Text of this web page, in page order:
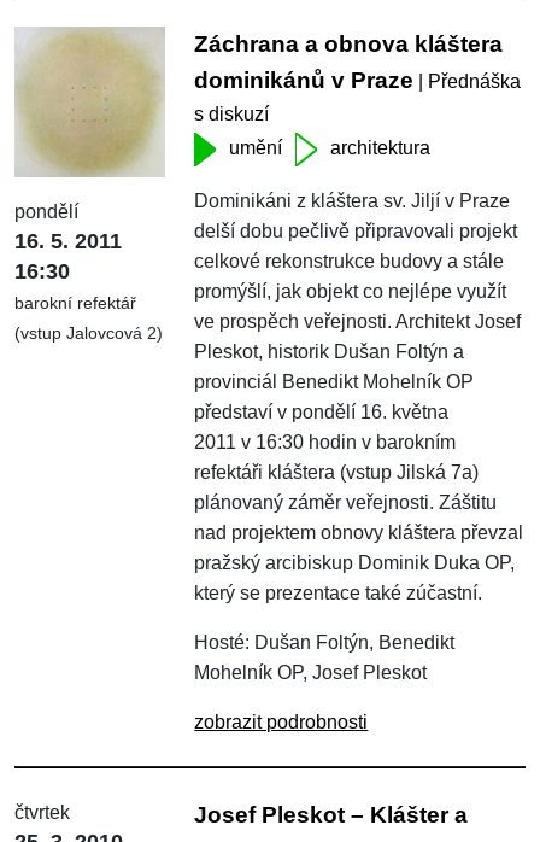
pondělí
16. 5. 2011
16:30
barokní refektář
(vstup Jalovcová 2)
Záchrana a obnova kláštera
dominikánů v Praze | Přednáška
s diskuzí
umění
architektura
Dominikáni z kláštera sv. Jiljí v Praze
delší dobu pečlivě připravovali projekt
celkové rekonstrukce budovy a stále
promýšlí, jak objekt co nejlépe využít
ve prospěch veřejnosti. Architekt Josef
Pleskot, historik Dušan Foltýn a
provinciál Benedikt Mohelník OP
představí v pondělí 16. května
2011 v 16:30 hodin v barokním
refektáři kláštera (vstup Jilská 7a)
plánovaný záměr veřejnosti. Záštitu
nad projektem obnovy kláštera převzal
pražský arcibiskup Dominik Duka OP,
který se prezentace také zúčastní.
Hosté: Dušan Foltýn, Benedikt
Mohelník OP, Josef Pleskot
zobrazit podrobnosti
čtvrtek
Josef Pleskot – Klášter a